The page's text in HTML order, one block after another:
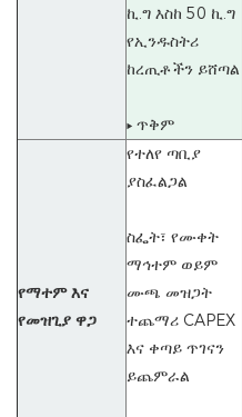
ኪ.ግ እስከ 50 ኪ.ግ
የኢንዱስትሪ
ከረጢቶችን ይሸጣል
▸ ጥቅም
የማተም እና
የመዝጊያ ዋጋ
የተለየ ጣቢያ
ያስፈልጋል
ስፌት፣ የሙቀት
ማኅተም ወይም
ሙጫ መዝጋት
ተጨማሪ CAPEX
እና ቀጣይ ጥገናን
ይጨምራል